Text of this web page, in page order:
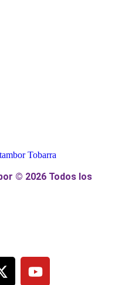
© 2026 Todos los